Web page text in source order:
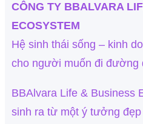
CÔNG TY BBALVARA
ECOSYSTEM
Hệ sinh thái sống – kinh
cho người muốn đi đường
BBAlvara Life & Business
sinh ra từ một ý tưởng đẹp